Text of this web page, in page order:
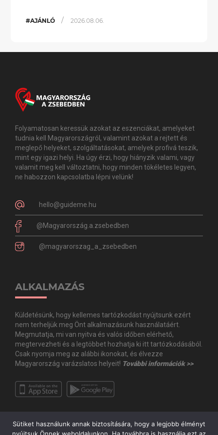
#AJÁNLÓ / 2026.08.06.
Folyamatosan keressük azokat az eszenciákat, amelyeket
tudnia kell Magyarországról, valamint azokat a rejtett és
meglepő helyeket, szolgáltatásokat, amelyek profivá teszik,
mint egy igazi helyi. Ha úgy érzi, hogy hiányzik valami, vagy
valamit meg kell változtatni, hogy minden tökéletes legyen,
ne habozzon kapcsolatba lépni velünk!
hello@guideme.hu
@Magyarország.a.zsebedben
@magyarorszag_a_zsebedben
ALKALMAZÁS
Küldetésünk, hogy kellemes tartózkodást nyújtsunk ezért
nem terheljük meg Önt alkalmazásunk használatáért.
Megmutatja, mi van nyitva és valós időben elérhető,
megtervezheti és a legtöbbet hozhatja ki itt tartózkodásából.
Csak nyomja meg az alábbi ikonokat, és élvezze
Magyarország varázslatos helyeit! További információk >>
Sütiket használunk annak biztosítására, hogy a legjobb élményt